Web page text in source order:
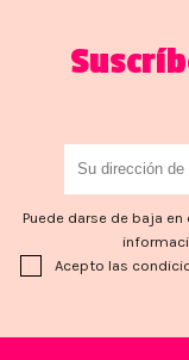
Puede darse de baja
Acepto las